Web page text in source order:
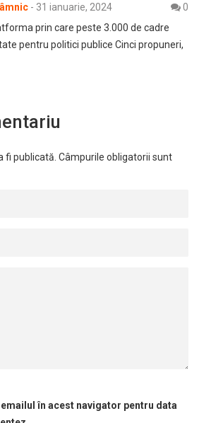
- 31 ianuarie, 2024
0
prin care peste 3.000 de cadre
pentru politici publice Cinci propuneri,
fi publicată. Câmpurile obligatorii sunt
în acest navigator pentru data